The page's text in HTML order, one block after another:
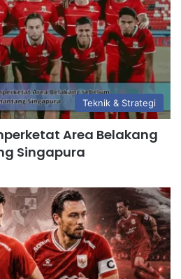
Teknik & Strategi
Area Belakang
Singapura